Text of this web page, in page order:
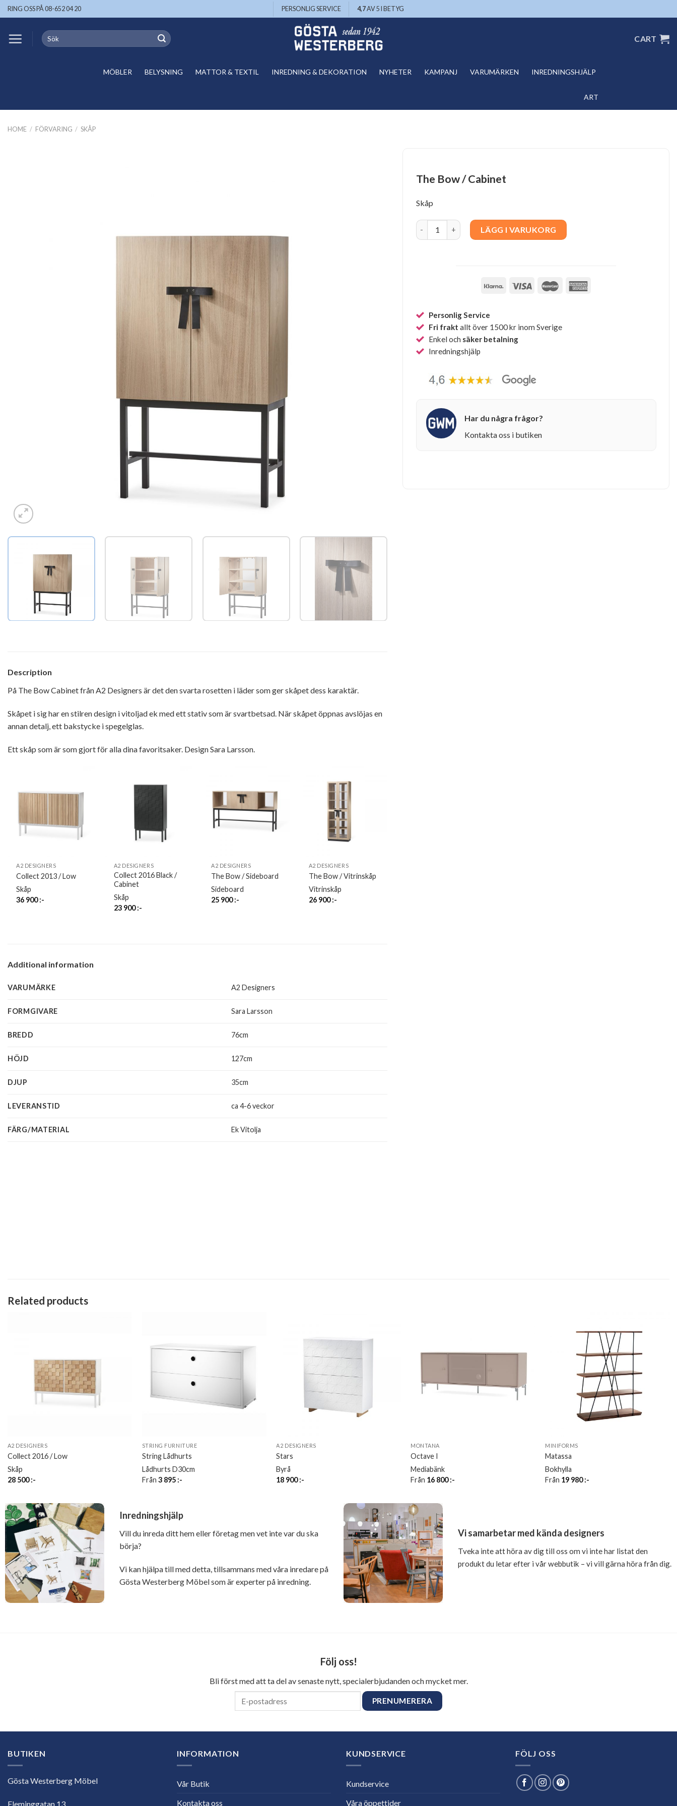
Skip
to
RING OSS PÅ 08-652 04 20 PERSONLIG SERVICE 4,7AV 5 I BETYG
Search
for:
CART
MÖBLER BELYSNING MATTOR & TEXTIL INREDNING & DEKORATION NYHETER KAMPANJ VARUMÄRKEN INREDNINGSHJÄLP
ART
HOME / FÖRVARING / SKÅP
Description
På The Bow Cabinet från A2 Designers är det den svarta rosetten i läder som ger skåpet dess karaktär.
Skåpet i sig har en stilren design i vitoljad ek med ett stativ som är svartbetsad. När skåpet öppnas avslöjas en
annan detalj, ett bakstycke i spegelglas.
Ett skåp som är som gjort för alla dina favoritsaker. Design Sara Larsson.
A2 DESIGNERS
Collect 2013 / Low
Skåp
36 900:-
A2 DESIGNERS
Collect 2016 Black /
Cabinet
Skåp
23 900:-
A2 DESIGNERS
The Bow / Sideboard
Sideboard
25 900:-
A2 DESIGNERS
The Bow / Vitrinskåp
Vitrinskåp
26 900:-
Additional information
VARUMÄRKE A2 Designers
FORMGIVARE Sara Larsson
BREDD 76cm
HÖJD 127cm
DJUP 35cm
LEVERANSTID ca 4-6 veckor
FÄRG/MATERIAL Ek Vitolja
The Bow / Cabinet
Skåp
The Bow / Cabinet quantityLÄGG I VARUKORG
Personlig Service
Fri frakt allt över 1500 kr inom Sverige
Enkel och säker betalning
Inredningshjälp
Har du några frågor?
Kontakta oss i butiken
Related products
A2 DESIGNERS
Collect 2016 / Low
Skåp
28 500:-
STRING FURNITURE
String Lådhurts
Lådhurts D30cm
Från 3 895 :-
A2 DESIGNERS
Stars
Byrå
18 900:-
MONTANA
Octave I
Mediabänk
Från 16 800:-
MINIFORMS
Matassa
Bokhylla
Från 19 980:-
Inredningshjälp
Vill du inreda ditt hem eller företag men vet inte var du ska
börja?
Vi kan hjälpa till med detta, tillsammans med våra inredare på
Gösta Westerberg Möbel som är experter på inredning.
Vi samarbetar med kända designers
Tveka inte att höra av dig till oss om vi inte har listat den
produkt du letar efter i vår webbutik – vi vill gärna höra från dig.
Följ oss!
Bli först med att ta del av senaste nytt, specialerbjudanden och mycket mer.
BUTIKEN
Gösta Westerberg Möbel
Fleminggatan 13
INFORMATION
Vår Butik
Kontakta oss
KUNDSERVICE
Kundservice
Våra öppettider
FÖLJ OSS